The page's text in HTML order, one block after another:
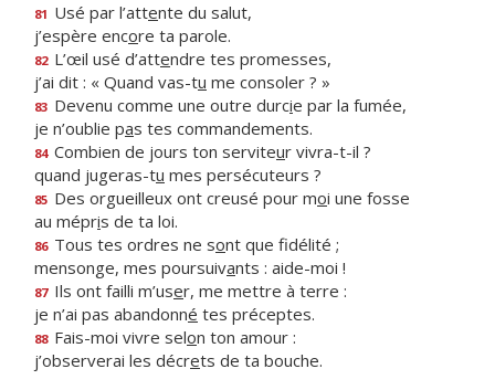
81 Usé par l’attente du salut,
j’espère encore ta parole.
82 L’œil usé d’attendre tes promesses,
j’ai dit : « Quand vas-tu me consoler ? »
83 Devenu comme une outre durcie par la fumée,
je n’oublie pas tes commandements.
84 Combien de jours ton serviteur vivra-t-il ?
quand jugeras-tu mes persécuteurs ?
85 Des orgueilleux ont creusé pour moi une fosse
au mépris de ta loi.
86 Tous tes ordres ne sont que fidélité ;
mensonge, mes poursuivants : aide-moi !
87 Ils ont failli m’user, me mettre à terre :
je n’ai pas abandonné tes préceptes.
88 Fais-moi vivre selon ton amour :
j’observerai les décrets de ta bouche.